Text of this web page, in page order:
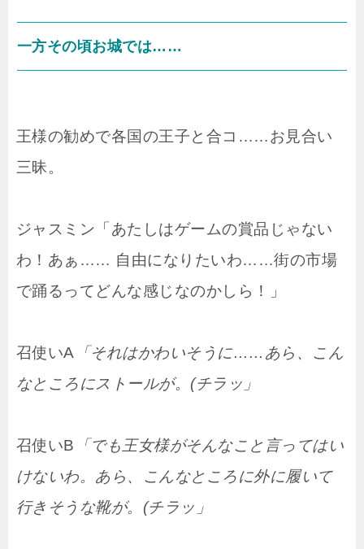
一方その頃お城では……
王様の勧めで各国の王子と合コ……お見合い
三昧。
ジャスミン「あたしはゲームの賞品じゃない
わ！あぁ…… 自由になりたいわ……街の市場
で踊るってどんな感じなのかしら！」
召使いA 「それはかわいそうに……あら、こん
なところにストールが。(チラッ」
召使いB 「でも王女様がそんなこと言ってはい
けないわ。あら、こんなところに外に履いて
行きそうな靴が。(チラッ」